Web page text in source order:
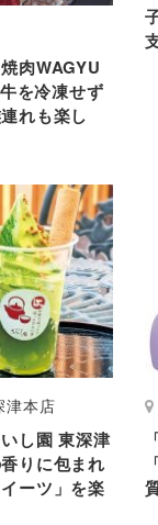
肉WAGYU
を冷凍せず
れも楽し
津本店
し園 東深津
りに包まれ
ーツ」を楽